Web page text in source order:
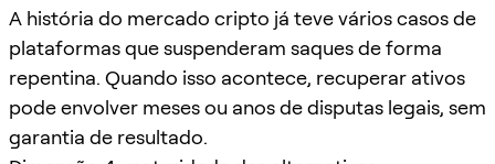
A história do mercado cripto já teve vários casos de
plataformas que suspenderam saques de forma
repentina. Quando isso acontece, recuperar ativos
pode envolver meses ou anos de disputas legais, sem
garantia de resultado.